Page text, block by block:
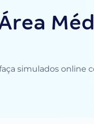
simulados online